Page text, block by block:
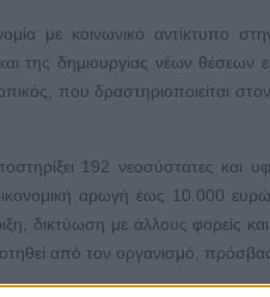
με κοινωνικό αντίκτυπο
της δημιουργίας νέων
που δραστηριοποιείται
192 νεοσύστατες και
αρωγή έως 10.000
δικτύωση με άλλους φορείς
από τον οργανισμό,